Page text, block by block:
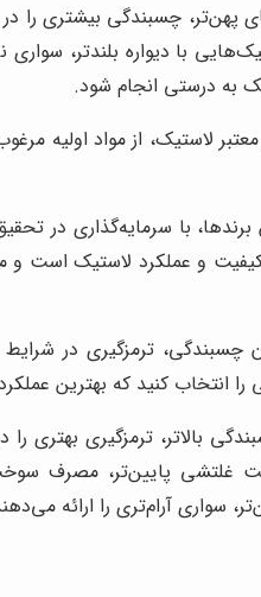
پهن‌تر، چسبندگی بیشتری
با دیواره بلندتر، سواری
به درستی انجام شود.
لاستیک، از مواد اولیه
با سرمایه‌گذاری در
کیفیت و عملکرد لاستیک
چسبندگی، ترمزگیری در
کنید که بهترین
بالاتر، ترمزگیری
غلتشی پایین‌تر،
آرام‌تری را ارائه